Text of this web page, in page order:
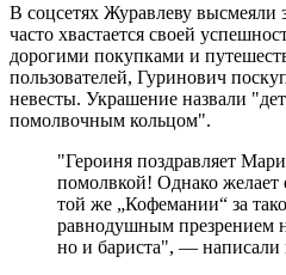
В соцсетях Журавлеву высмеяли
часто хвастается своей
дорогими покупками и
пользователей, Гуринович
невесты. Украшение назвали
помолвочным кольцом".
"Героиня поздравляет
помолвкой! Однако желает
той же „Кофемании“ за
равнодушным презрением
но и бариста", — написали